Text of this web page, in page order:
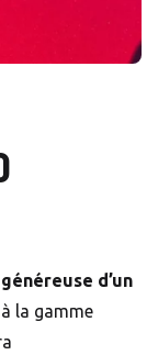
d’un
la gamme